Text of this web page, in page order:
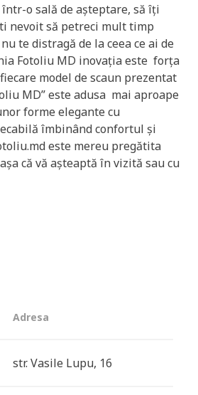
o sală de așteptare, să îți
nevoit să petreci mult timp
te distragă de la ceea ce ai de
Fotoliu MD inovația este forța
model de scaun prezentat
MD” este adusa mai aproape
forme elegante cu
îmbinând confortul și
este mereu pregătita
că vă aşteaptă în vizită sau cu
Adresa
str. Vasile Lupu, 16